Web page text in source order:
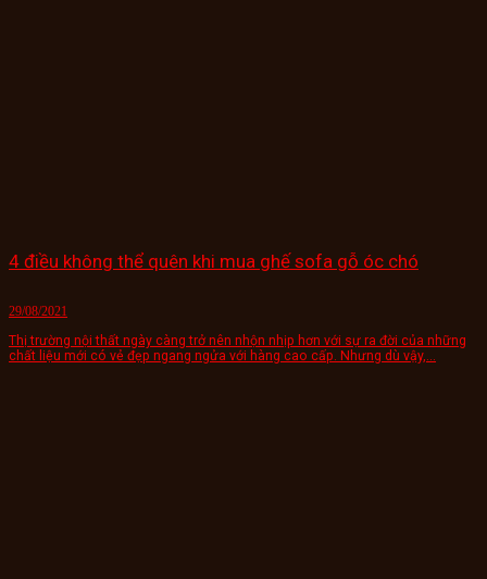
4 điều không thể quên khi mua ghế sofa gỗ óc chó
29/08/2021
Thị trường nội thất ngày càng trở nên nhộn nhịp hơn với sự ra đời của những
chất liệu mới có vẻ đẹp ngang ngửa với hàng cao cấp. Nhưng dù vậy,...